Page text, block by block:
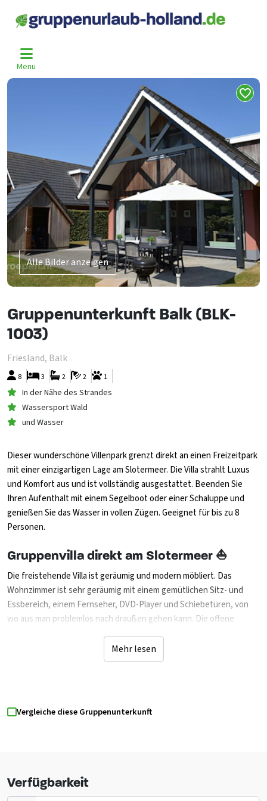
Menu
Home >
Alle Bilder anzeigen
Gruppenunterkunft Balk (BLK-
1003)
Friesland, Balk
8 1
2
2
3
In der Nähe des Strandes
Wassersport Wald
und Wasser
Dieser wunderschöne Villenpark grenzt direkt an einen Freizeitpark
mit einer einzigartigen Lage am Slotermeer. Die Villa strahlt Luxus
und Komfort aus und ist vollständig ausgestattet. Beenden Sie
Ihren Aufenthalt mit einem Segelboot oder einer Schaluppe und
genießen Sie das Wasser in vollen Zügen. Geeignet für bis zu 8
Personen.
Gruppenvilla direkt am Slotermeer ⛵
Die freistehende Villa ist geräumig und modern möbliert. Das
Wohnzimmer ist sehr geräumig mit einem gemütlichen Sitz- und
Essbereich, einem Fernseher, DVD-Player und Schiebetüren, von
wo aus man problemlos nach draußen gehen kann. Die offene
Kochfeldern, Kombiofen, Geschirrspüler und Senseo-
Kaffeemaschine. Im Erdgeschoss befindet sich das erste
kannst dich auch in der Sauna entspannen. Im Erdgeschoss
befinden sich die beiden anderen geräumigen Schlafzimmer mit
bequeme Gartenmöbel, einen Rasen und Parkplätze für zwei Autos.
Miete Schaluppe ab 110,00 € und Segelboot ab 50,00 €.
Mehr lesen
Vergleiche diese Gruppenunterkunft
Verfügbarkeit